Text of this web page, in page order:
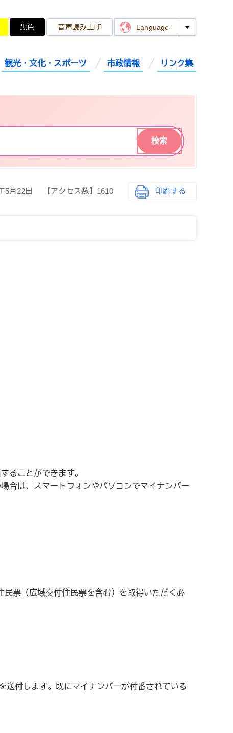
黒色 音声読み上げ Language
観光・文化・スポーツ 市政情報 リンク集
5月22日 【アクセス数】 1610 印刷する
ることができます。
合は、スマートフォンやパソコンでマイナンバー
票（広域交付住民票を含む）を取得いただく必
送付します。既にマイナンバーが付番されている